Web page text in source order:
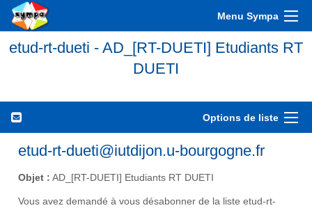
Menu Sympa
etud-rt-dueti - AD_[RT-DUETI] Etudiants RT
DUETI
Options de liste
etud-rt-dueti@iutdijon.u-bourgogne.fr
Objet : AD_[RT-DUETI] Etudiants RT DUETI
Vous avez demandé à vous désabonner de la liste etud-rt-